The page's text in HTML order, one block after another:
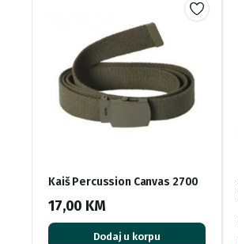
Kaiš Percussion Canvas 2700
17,00 KM
Dodaj u korpu